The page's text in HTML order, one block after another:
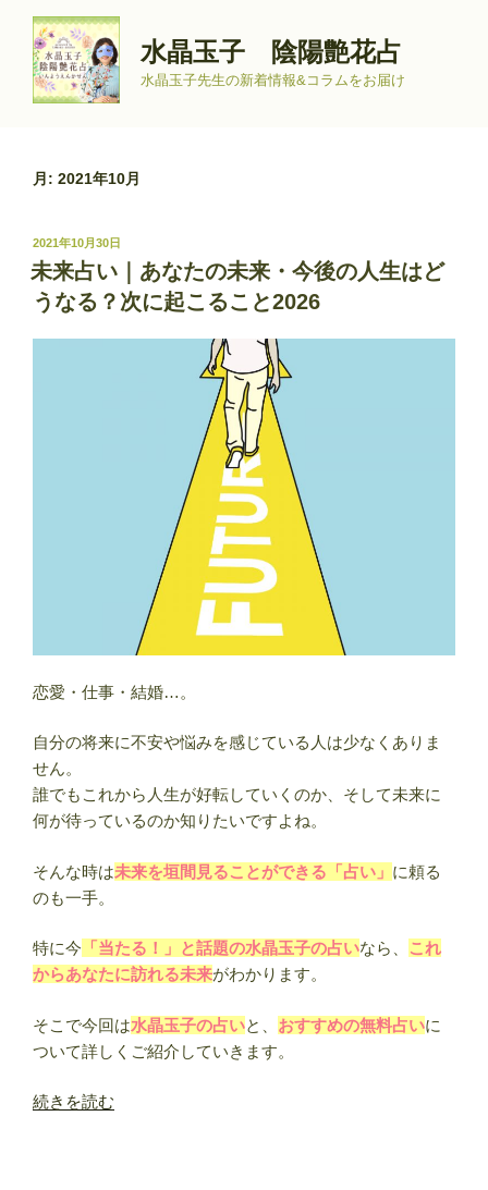
水晶玉子 陰陽艶花占
水晶玉子先生の新着情報&コラムをお届け
月: 2021年10月
投
稿
日:
2021年10月30日
未来占い｜あなたの未来・今後の人生はど
うなる？次に起こること2026
恋愛・仕事・結婚…。
自分の将来に不安や悩みを感じている人は少なくありま
せん。
誰でもこれから人生が好転していくのか、そして未来に
何が待っているのか知りたいですよね。
そんな時は未来を垣間見ることができる「占い」 に頼る
のも一手。
特に今 「当たる！」と話題の水晶玉子の占いなら、
これ
からあなたに訪れる未来がわかります。
そこで今回は水晶玉子の占いと、 おすすめの無料占いに
ついて詳しくご紹介していきます。
“未
続きを読む